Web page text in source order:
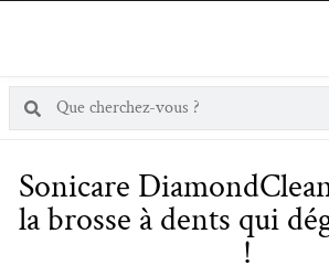
Sonicare
la brosse à dents qui
!